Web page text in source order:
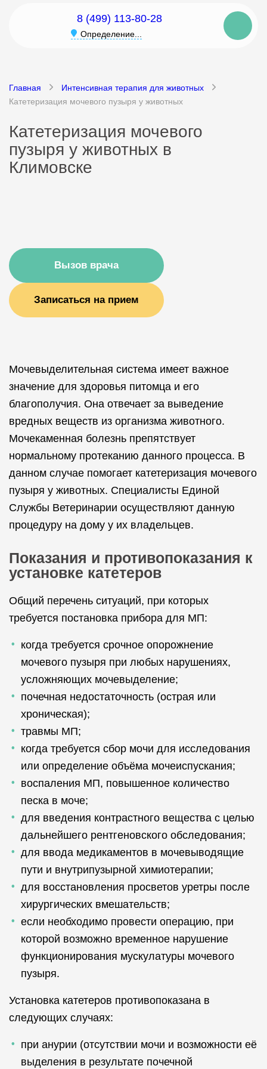
8 (499) 113-80-28
Определение...
Главная
Интенсивная терапия для животных
Катетеризация мочевого пузыря у животных
Катетеризация мочевого
пузыря у животных в
Климовске
Вызов врача
Записаться на прием
Мочевыделительная система имеет важное
значение для здоровья питомца и его
благополучия. Она отвечает за выведение
вредных веществ из организма животного.
Мочекаменная болезнь препятствует
нормальному протеканию данного процесса. В
данном случае помогает катетеризация мочевого
пузыря у животных. Специалисты Единой
Службы Ветеринарии осуществляют данную
процедуру на дому у их владельцев.
Показания и противопоказания к
установке катетеров
Общий перечень ситуаций, при которых
требуется постановка прибора для МП:
когда требуется срочное опорожнение
мочевого пузыря при любых нарушениях,
усложняющих мочевыделение;
почечная недостаточность (острая или
хроническая);
травмы МП;
когда требуется сбор мочи для исследования
или определение объёма мочеиспускания;
воспаления МП, повышенное количество
песка в моче;
для введения контрастного вещества с целью
дальнейшего рентгеновского обследования;
для ввода медикаментов в мочевыводящие
пути и внутрипузырной химиотерапии;
для восстановления просветов уретры после
хирургических вмешательств;
если необходимо провести операцию, при
которой возможно временное нарушение
функционирования мускулатуры мочевого
пузыря.
Установка катетеров противопоказана в
следующих случаях:
при анурии (отсутствии мочи и возможности её
выделения в результате почечной